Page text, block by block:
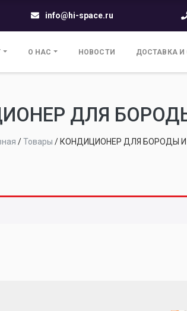
info@hi-space.ru
О НАС НОВОСТИ ДОСТАВКА И
ДЛЯ
/Товары / КОНДИЦИОНЕР ДЛЯ БОРОДЫ И